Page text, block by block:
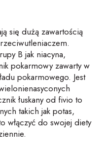
się dużą zawartością
B jak niacyna,
pokarmowy zawarty w
pokarmowego. Jest
łuskany od fivio to
takich jak potas,
włączyć do swojej diety